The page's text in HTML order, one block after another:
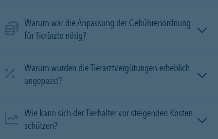
Warum war die Anpassung der Gebührenordnung
für Tierärzte nötig?
Warum wurden die Tierarztvergütungen erheblich
angepasst?
Wie kann sich der Tierhalter vor steigenden Kosten
schützen?